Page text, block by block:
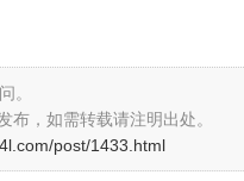
。
布，如需转载请注明出处。
post/1433.html